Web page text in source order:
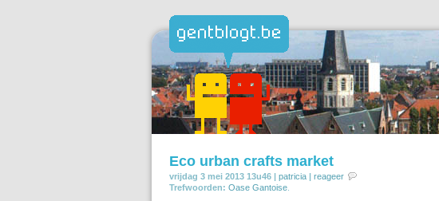
Eco urban crafts market
vrijdag 3 mei 2013 13u46 | patricia | reageer
Trefwoorden: Oase Gantoise